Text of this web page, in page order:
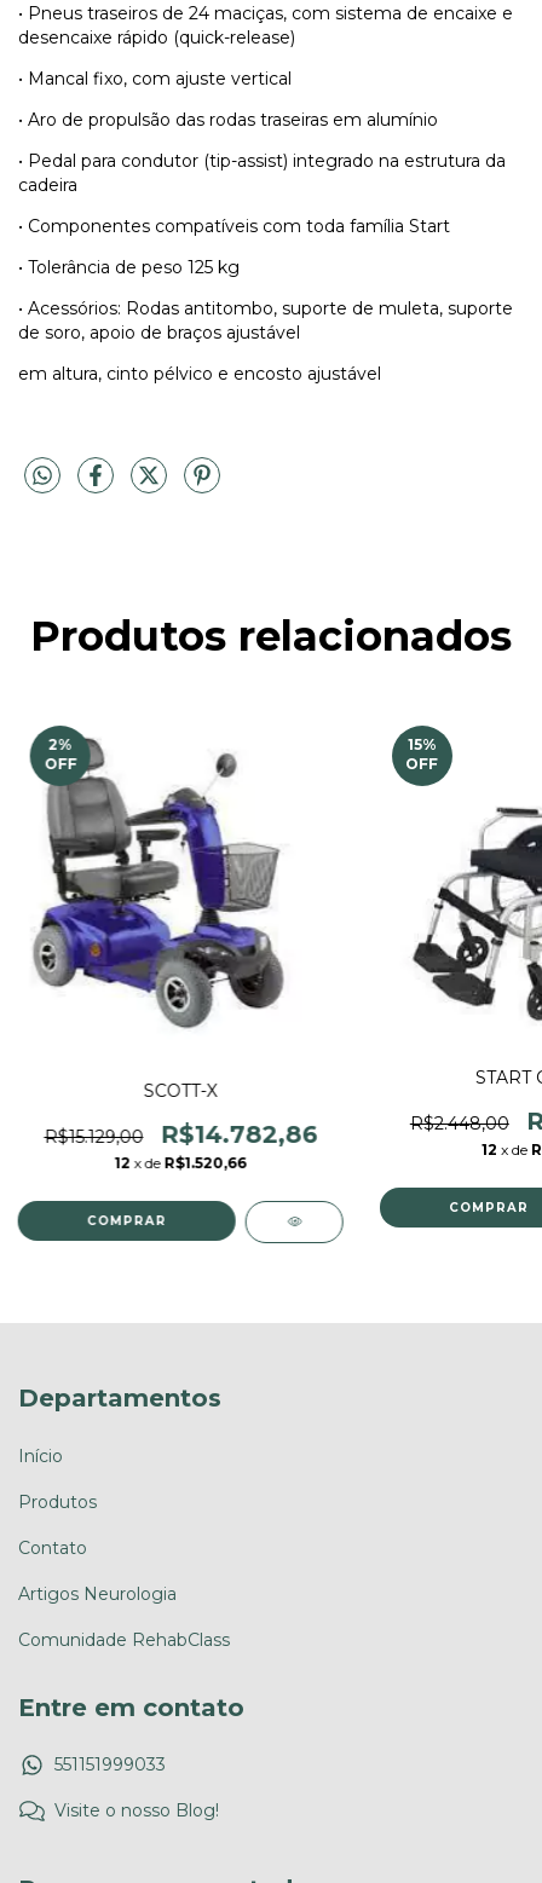
• Pneus traseiros de 24 maciças, com sistema de encaixe e
desencaixe rápido (quick-release)
• Mancal fixo, com ajuste vertical
• Aro de propulsão das rodas traseiras em alumínio
• Pedal para condutor (tip-assist) integrado na estrutura da
cadeira
• Componentes compatíveis com toda família Start
• Tolerância de peso 125 kg
• Acessórios: Rodas antitombo, suporte de muleta, suporte
de soro, apoio de braços ajustável
em altura, cinto pélvico e encosto ajustável
Produtos relacionados
2%
OFF
SCOTT-X
R$15.129,00 R$14.782,86
12 x de R$1.520,66
COMPRAR
15%
OFF
START
R$2.448,00
12 x de
COMPRAR
Departamentos
Início
Produtos
Contato
Artigos Neurologia
Comunidade RehabClass
Entre em contato
551151999033
Visite o nosso Blog!